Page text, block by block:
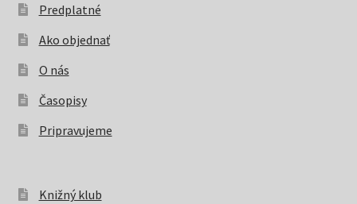
Predplatné
Ako objednať
O nás
Časopisy
Pripravujeme
Knižný klub